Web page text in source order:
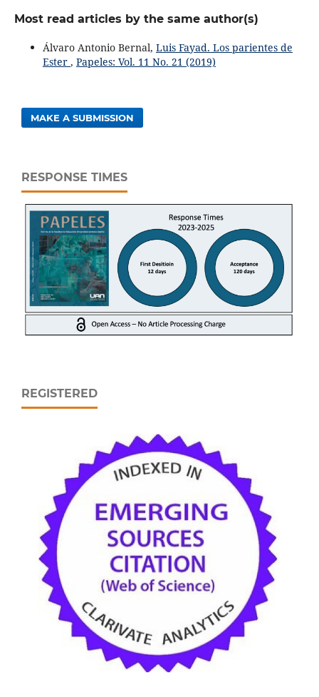
Most read articles by the same author(s)
Álvaro Antonio Bernal, Luis Fayad. Los parientes de
Ester , Papeles: Vol. 11 No. 21 (2019)
MAKE A SUBMISSION
RESPONSE TIMES
REGISTERED